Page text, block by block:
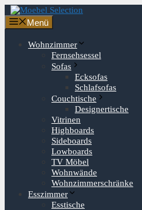
Zum
Inhalt
springen
Menü
Wohnzimmer
Fernsehsessel
Sofas
Ecksofas
Schlafsofas
Couchtische
Designertische
Vitrinen
Highboards
Sideboards
Lowboards
TV Möbel
Wohnwände
Wohnzimmerschränke
Esszimmer
Esstische